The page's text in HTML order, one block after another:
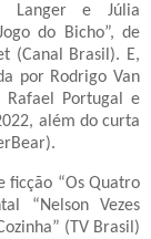
Langer e Júlia
do Bicho”, de
(Canal Brasil). E,
por Rodrigo Van
Rafael Portugal e
além do curta
ficção “Os Quatro
“Nelson Vezes
(TV Brasil)